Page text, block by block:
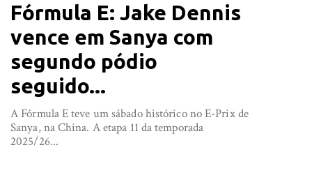
Fórmula E: Jake Dennis
vence em Sanya com
segundo pódio
seguido...
A Fórmula E teve um sábado histórico no E-Prix de
Sanya, na China. A etapa 11 da temporada
2025/26...